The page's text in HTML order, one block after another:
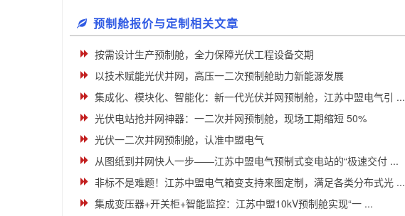
预制舱报价与定制相关文章
按需设计生产预制舱，全力保障光伏工程设备交期
以技术赋能光伏并网，高压一二次预制舱助力新能源发展
集成化、模块化、智能化：新一代光伏并网预制舱，江苏中盟电气引 ...
光伏电站抢并网神器：一二次并网预制舱，现场工期缩短 50%
光伏一二次并网预制舱，认准中盟电气
从图纸到并网快人一步——江苏中盟电气预制式变电站的“极速交付 ...
非标不是难题！江苏中盟电气箱变支持来图定制，满足各类分布式光 ...
集成变压器+开关柜+智能监控：江苏中盟10kV预制舱实现“一 ...